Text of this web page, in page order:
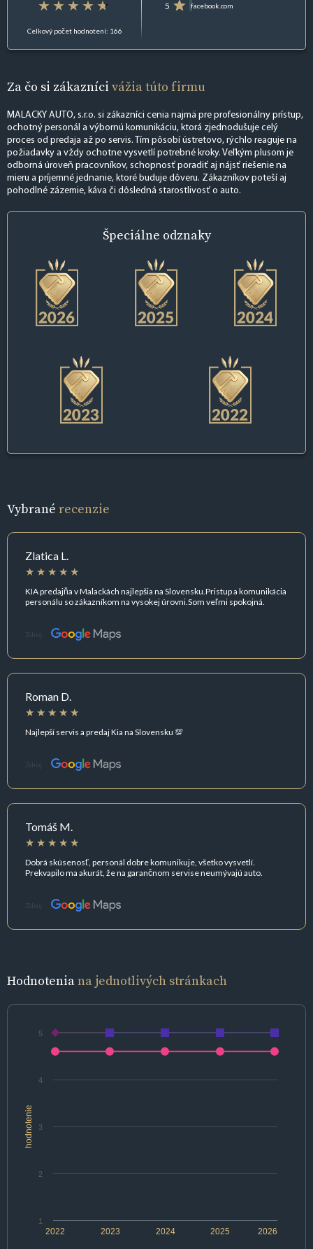
Celkový počet hodnotení: 166
5 facebook.com
Za čo si zákazníci vážia túto firmu
MALACKY AUTO, s.r.o. si zákazníci cenia najmä pre profesionálny prístup,
ochotný personál a výbornú komunikáciu, ktorá zjednodušuje celý
proces od predaja až po servis. Tím pôsobí ústretovo, rýchlo reaguje na
požiadavky a vždy ochotne vysvetlí potrebné kroky. Veľkým plusom je
odborná úroveň pracovníkov, schopnosť poradiť aj nájsť riešenie na
mieru a príjemné jednanie, ktoré buduje dôveru. Zákazníkov poteší aj
pohodlné zázemie, káva či dôsledná starostlivosť o auto.
Špeciálne odznaky
Vybrané recenzie
Zlatica L.
KIA predajňa v Malackách najlepšia na Slovensku.Pristup a komunikácia
personálu so zákazníkom na vysokej úrovni.Som veľmi spokojná.
Zdroj:
Roman D.
Najlepší servis a predaj Kia na Slovensku 💯
Zdroj:
Tomáš M.
Dobrá skúsenosť, personál dobre komunikuje, všetko vysvetlí.
Prekvapilo ma akurát, že na garančnom servise neumývajú auto.
Zdroj:
Hodnoteniana jednotlivých stránkach
hodnotenie
2022 2024 2026
2023 2025
1
2
3
4
5